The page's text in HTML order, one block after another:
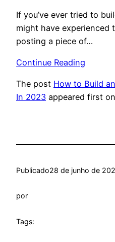
If you’ve ever tried to
might have experienced
posting a piece of…
Continue Reading
The post How to Build
In 2023 appeared first on
Publicado28 de junho de
por
Tags: